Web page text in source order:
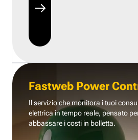
Fastweb Power
Il servizio che monitora i tuoi
elettrica in tempo reale, pensato
abbassare i costi in bolletta.